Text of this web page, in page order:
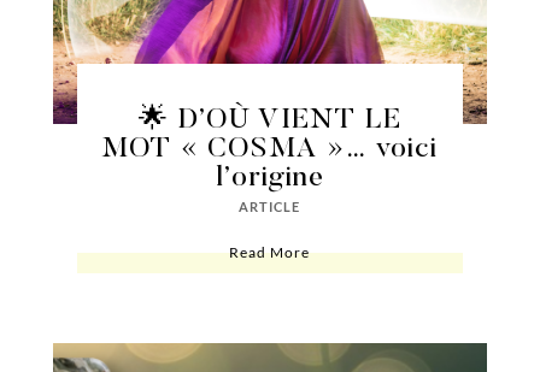
🌟 D’OÙ VIENT LE
MOT « COSMA »… voici
l’origine
ARTICLE
Read More